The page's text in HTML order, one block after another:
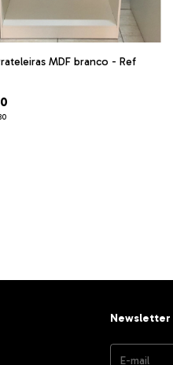
MDF branco - Ref
Newsletter